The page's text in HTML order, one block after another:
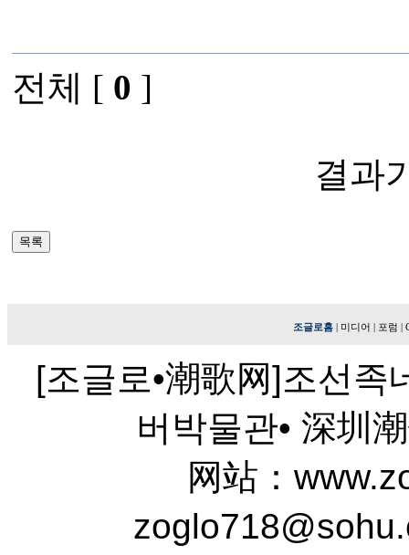
전체 [ 0 ]
결과
조글로홈| 미디어 | 포럼 |
[조글로•潮歌网]조선족
버박물관• 深圳
网站：